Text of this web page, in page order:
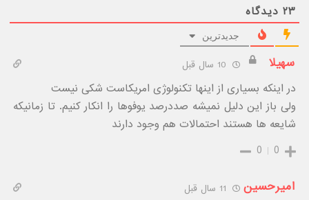
۲۳ دیدگاه
جدیدترین
سهیلا
در اینکه بسیاری از اینها تکنولوژی امریکاست شکی نیست
ولی باز این دلیل نمیشه صددرصد یوفوها را انکار کنیم. تا زمانیکه
شایعه ها هستند احتمالات هم وجود دارند
0
0
امیرحسین